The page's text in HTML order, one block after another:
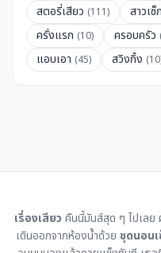
สตอรี่เสียว (111) สาวเซ็
ครั่งแรก (10) ครอบครัว
แอบเอา (45) สวิงกิ้ง
เรื่องเสียว คืนนี้มันส์สุด ๆ ไปเล
เดินออกจากห้องน้ำด้วย ชุดนอน